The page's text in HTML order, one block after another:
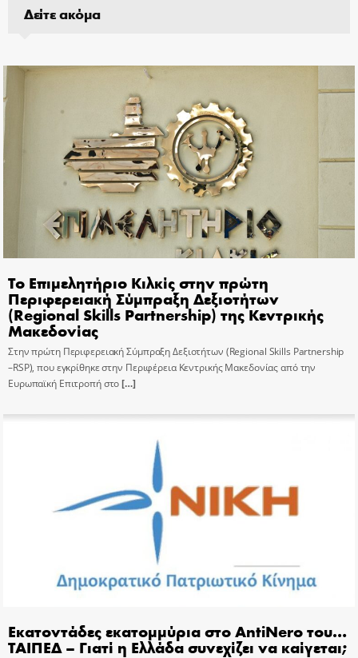
Δείτε ακόμα
Το Επιμελητήριο Κιλκίς στην πρώτη
Περιφερειακή Σύμπραξη Δεξιοτήτων
(Regional Skills Partnership) της Κεντρικής
Μακεδονίας
Στην πρώτη Περιφερειακή Σύμπραξη Δεξιοτήτων (Regional Skills Partnership
–RSP), που εγκρίθηκε στην Περιφέρεια Κεντρικής Μακεδονίας από την
Ευρωπαϊκή Επιτροπή στο[…]
Εκατοντάδες εκατομμύρια στο AntiNero του…
ΤΑΙΠΕΔ – Γιατί η Ελλάδα συνεχίζει να καίγεται;